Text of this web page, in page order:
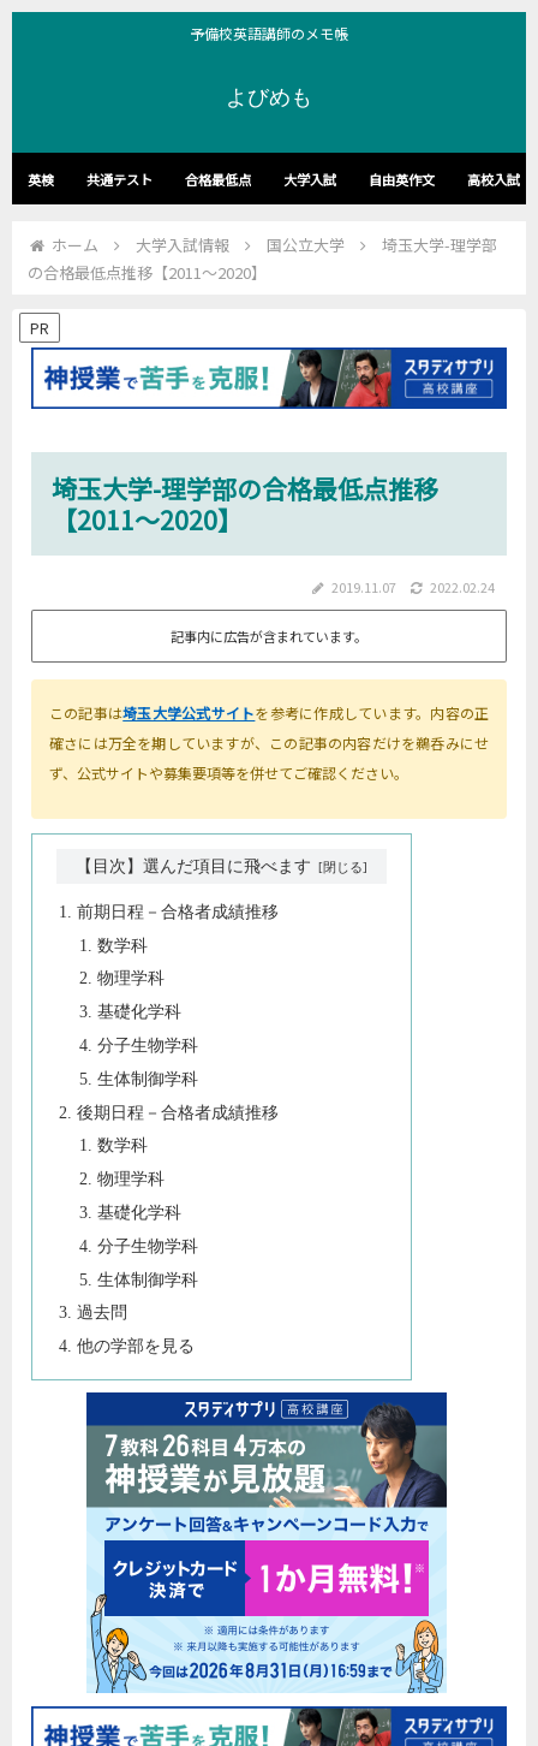
予備校英語講師のメモ帳
よびめも
英検 共通テスト 合格最低点 大学入試 自由英作文 高校入試
ホーム 大学入試情報 国公立大学
埼玉大学-理学部
の合格最低点推移【2011～2020】
PR
埼玉大学-理学部の合格最低点推移
【2011～2020】
2019.11.07 2022.02.24
記事内に広告が含まれています。
この記事は埼玉大学公式サイトを参考に作成しています。内容の正
確さには万全を期していますが、この記事の内容だけを鵜呑みにせ
ず、公式サイトや募集要項等を併せてご確認ください。
【目次】選んだ項目に飛べます
前期日程－合格者成績推移
数学科
物理学科
基礎化学科
分子生物学科
生体制御学科
後期日程－合格者成績推移
数学科
物理学科
基礎化学科
分子生物学科
生体制御学科
過去問
他の学部を見る